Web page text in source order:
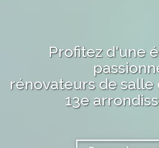
Profitez d'une
rénovateurs de salle
13e